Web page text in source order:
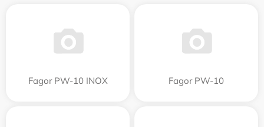
Fagor PW-10 INOX Fagor PW-10